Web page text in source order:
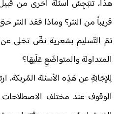
هذا، تنبَجِسُ أسئلة أُخرى من
قريباً من النثر؟ وماذا فقد النثر
تمّ التّسليم بشعرية نصٍّ تخلى
المتداولة والمتواضَعِ عَلَيهَا؟
لِلإجَابَةِ عن هَذِه الأسئلة المُربكة،
الوقوف عند مختلف الاصطلاحات